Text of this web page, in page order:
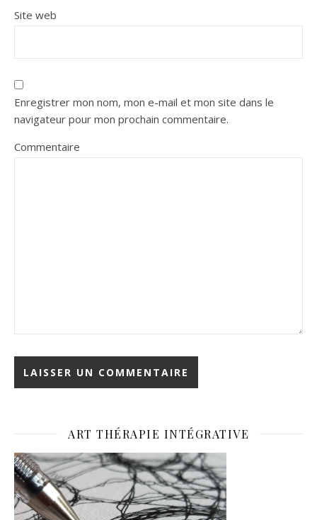
Site web
Enregistrer mon nom, mon e-mail et mon site dans le
navigateur pour mon prochain commentaire.
Commentaire
ART THÉRAPIE INTÉGRATIVE